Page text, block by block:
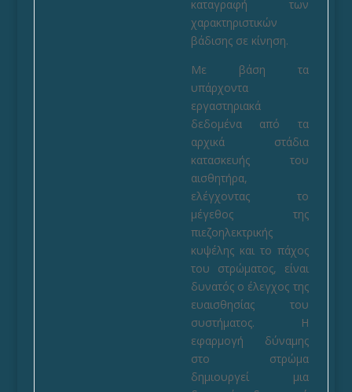
καταγραφή των
χαρακτηριστικών
βάδισης σε κίνηση.
Με βάση τα
υπάρχοντα
εργαστηριακά
δεδομένα από τα
αρχικά στάδια
κατασκευής του
αισθητήρα,
ελέγχοντας το
μέγεθος της
πιεζοηλεκτρικής
κυψέλης και το πάχος
του στρώματος, είναι
δυνατός ο έλεγχος της
ευαισθησίας του
συστήματος. Η
εφαρμογή δύναμης
στο στρώμα
δημιουργεί μια